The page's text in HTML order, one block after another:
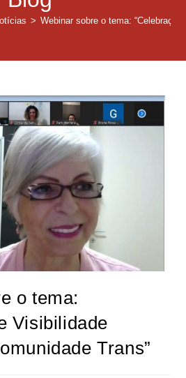
> Webinar sobre o tema:
o tema:
Visibilidade
Trans”